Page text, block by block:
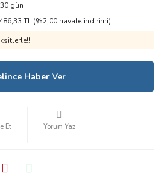
gün
TL (%2,00 havale indirimi)
Haber Ver
Et Yorum Yaz